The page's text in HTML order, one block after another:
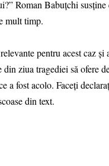
Roman Babuțchi
mult timp.
pentru acest caz
din ziua tragediei să ofere
a fost acolo. Faceți
din text.